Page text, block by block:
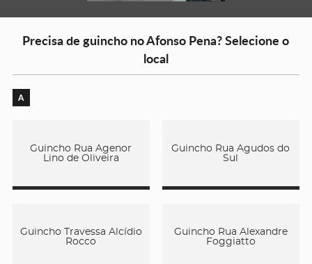
Precisa de guincho no Afonso Pena? Selecione o
local
A
Guincho Rua Agenor
Lino de Oliveira
Guincho Rua Agudos do
Sul
Guincho Travessa Alcídio
Rocco
Guincho Rua Alexandre
Foggiatto